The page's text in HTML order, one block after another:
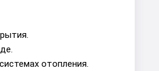
отопления.